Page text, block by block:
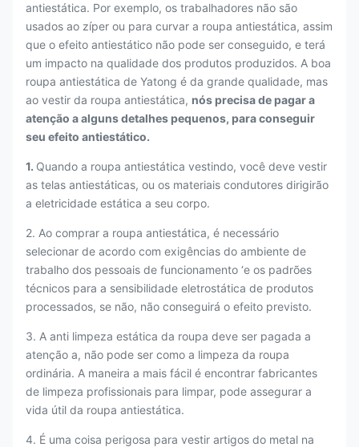
antiestática. Por exemplo, os trabalhadores não são
usados ao zíper ou para curvar a roupa antiestática, assim
que o efeito antiestático não pode ser conseguido, e terá
um impacto na qualidade dos produtos produzidos. A boa
roupa antiestática de Yatong é da grande qualidade, mas
ao vestir da roupa antiestática, nós precisa de pagar a
atenção a alguns detalhes pequenos, para conseguir
seu efeito antiestático.
1. Quando a roupa antiestática vestindo, você deve vestir
as telas antiestáticas, ou os materiais condutores dirigirão
a eletricidade estática a seu corpo.
2. Ao comprar a roupa antiestática, é necessário
selecionar de acordo com exigências do ambiente de
trabalho dos pessoais de funcionamento ‘e os padrões
técnicos para a sensibilidade eletrostática de produtos
processados, se não, não conseguirá o efeito previsto.
3. A anti limpeza estática da roupa deve ser pagada a
atenção a, não pode ser como a limpeza da roupa
ordinária. A maneira a mais fácil é encontrar fabricantes
de limpeza profissionais para limpar, pode assegurar a
vida útil da roupa antiestática.
4. É uma coisa perigosa para vestir artigos do metal na